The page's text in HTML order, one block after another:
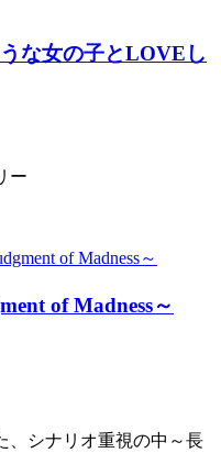
な女の子とLOVEし
ー
of Madness～
、シナリオ重視の中～長